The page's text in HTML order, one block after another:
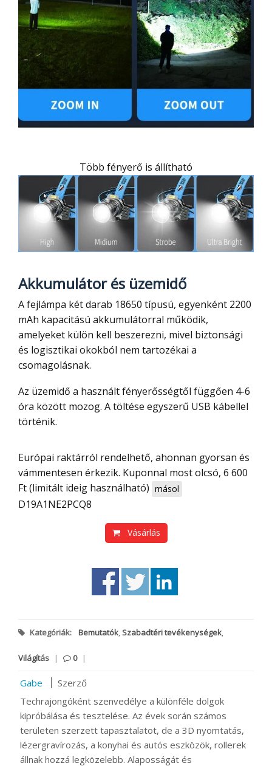
Több fényerő is állítható
Akkumulátor és üzemidő
A fejlámpa két darab 18650 típusú, egyenként 2200
mAh kapacitású akkumulátorral működik,
amelyeket külön kell beszerezni, mivel biztonsági
és logisztikai okokból nem tartozékai a
csomagolásnak.
Az üzemidő a használt fényerősségtől függően 4-6
óra között mozog. A töltése egyszerű USB kábellel
történik.
Európai raktárról rendelhető, ahonnan gyorsan és
vámmentesen érkezik. Kuponnal most olcsó, 6 600
Ft (limitált ideig használható) másol
D19A1NE2PCQ8
Vásárlás
Kategóriák: Bemutatók,Szabadtéri tevékenységek,
Világítás | 0 |
Gabe
Szerző
Techrajongóként szenvedélye a különféle dolgok
kipróbálása és tesztelése. Az évek során számos
területen szerzett tapasztalatot, de a 3D nyomtatás,
lézergravírozás, a konyhai és autós eszközök, rollerek
állnak hozzá legközelebb. Alaposságát és